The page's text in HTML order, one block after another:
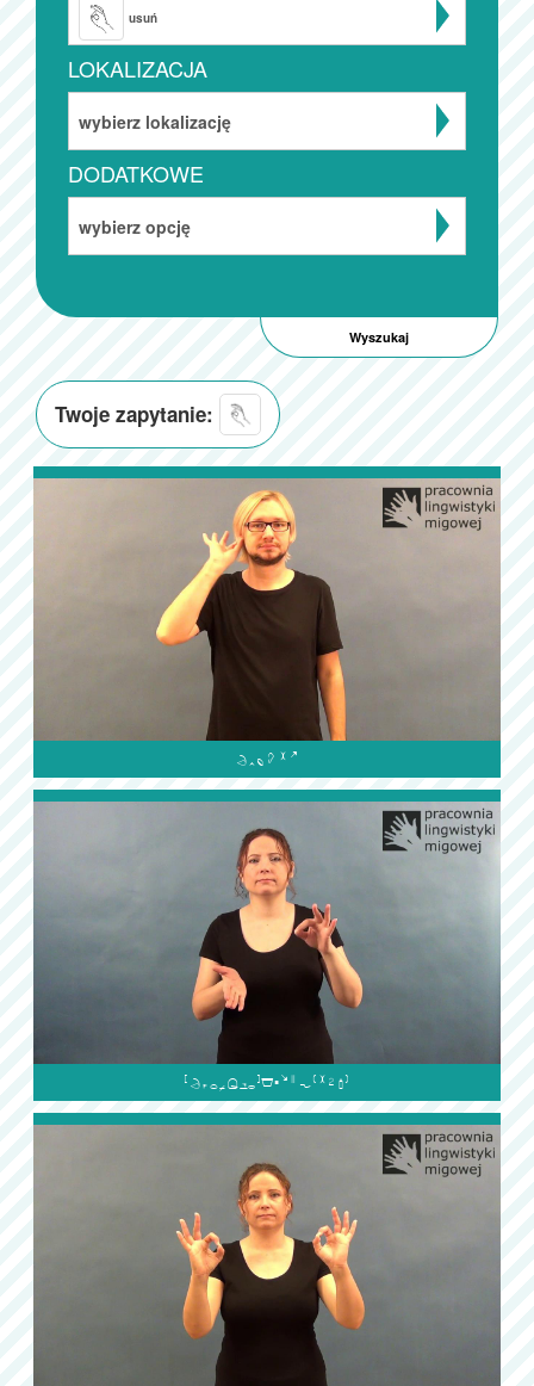
usuń
LOKALIZACJA
wybierz lokalizację
DODATKOWE
wybierz opcję
Twoje zapytanie:

